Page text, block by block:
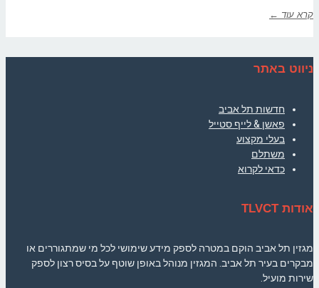
קרא עוד ←
ניווט באתר
חדשות תל אביב
פאשן & לייף סטייל
בעלי מקצוע
משתלם
כדאי לקרוא
אודות TLVCT
מגזין תל אביב הוקם במטרה לספק מידע שימושי לכל מי שמתגוררים או
מבקרים בעיר תל אביב. המגזין מנוהל באופן שוטף על בסיס רצון לספק
שירות מועיל.